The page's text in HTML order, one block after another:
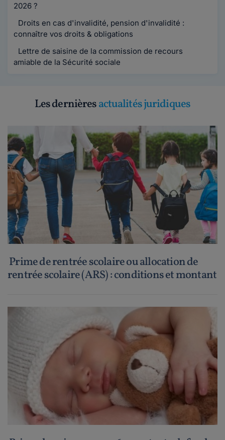
2026 ?
Droits en cas d'invalidité, pension d'invalidité :
connaître vos droits & obligations
Lettre de saisine de la commission de recours
amiable de la Sécurité sociale
Les dernièresactualités juridiques
Prime de rentrée scolaire ou allocation de
rentrée scolaire (ARS) : conditions et montant